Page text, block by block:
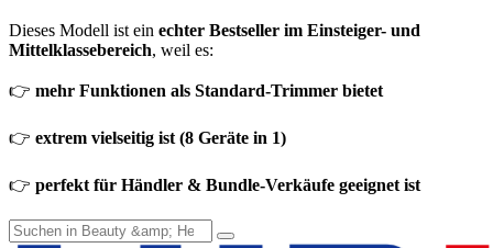
Dieses Modell ist ein echter Bestseller im Einsteiger- und
Mittelklassebereich, weil es:
👉 mehr Funktionen als Standard-Trimmer bietet
👉 extrem vielseitig ist (8 Geräte in 1)
👉 perfekt für Händler & Bundle-Verkäufe geeignet ist